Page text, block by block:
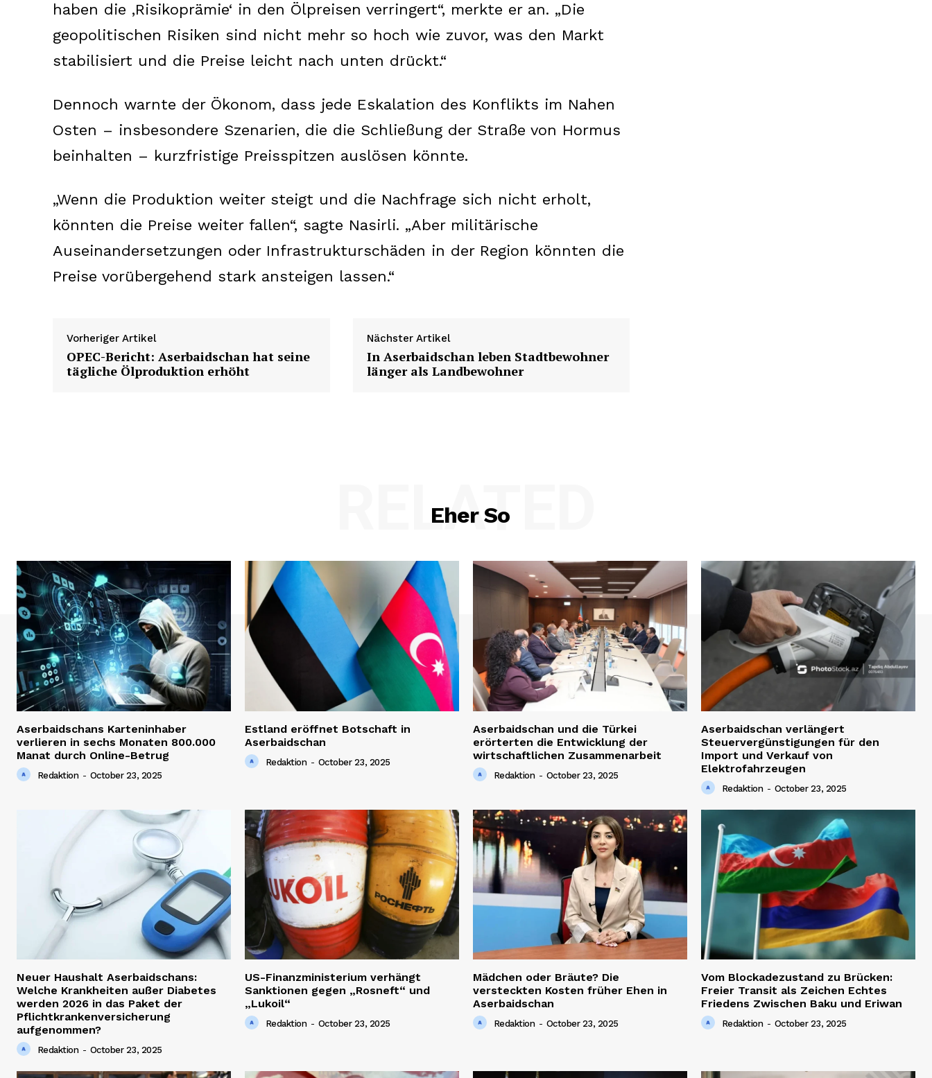
News Week
Magazine PRO
SUBSCRIBE NOW
Company
About us
haben die ‚Risikoprämie‘ in den Ölpreisen verringert“, merkte er an. „Die
geopolitischen Risiken sind nicht mehr so hoch wie zuvor, was den Markt
stabilisiert und die Preise leicht nach unten drückt.“
Dennoch warnte der Ökonom, dass jede Eskalation des Konflikts im Nahen
Osten – insbesondere Szenarien, die die Schließung der Straße von Hormus
beinhalten – kurzfristige Preisspitzen auslösen könnte.
„Wenn die Produktion weiter steigt und die Nachfrage sich nicht erholt,
könnten die Preise weiter fallen“, sagte Nasirli. „Aber militärische
Auseinandersetzungen oder Infrastrukturschäden in der Region könnten die
Preise vorübergehend stark ansteigen lassen.“
Vorheriger Artikel
OPEC-Bericht: Aserbaidschan hat seine
tägliche Ölproduktion erhöht
Nächster Artikel
In Aserbaidschan leben Stadtbewohner
länger als Landbewohner
Eher So
RELATED
Aserbaidschans Karteninhaber
verlieren in sechs Monaten 800.000
Manat durch Online-Betrug
Redaktion - October 23, 2025
Estland eröffnet Botschaft in
Aserbaidschan
Redaktion - October 23, 2025
Aserbaidschan und die Türkei
erörterten die Entwicklung der
wirtschaftlichen Zusammenarbeit
Redaktion - October 23, 2025
Aserbaidschan verlängert
Steuervergünstigungen für den
Import und Verkauf von
Elektrofahrzeugen
Redaktion - October 23, 2025
Neuer Haushalt Aserbaidschans:
Welche Krankheiten außer Diabetes
werden 2026 in das Paket der
Pflichtkrankenversicherung
aufgenommen?
Redaktion - October 23, 2025
US-Finanzministerium verhängt
Sanktionen gegen „Rosneft“ und
„Lukoil“
Redaktion - October 23, 2025
Mädchen oder Bräute? Die
versteckten Kosten früher Ehen in
Aserbaidschan
Redaktion - October 23, 2025
Vom Blockadezustand zu Brücken:
Freier Transit als Zeichen Echtes
Friedens Zwischen Baku und Eriwan
Redaktion - October 23, 2025